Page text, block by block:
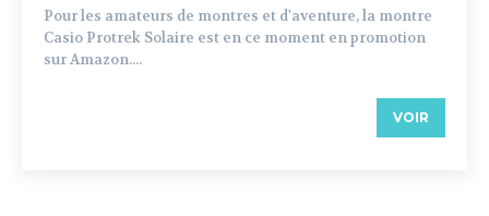
Pour les amateurs de montres et d'aventure, la montre
Casio Protrek Solaire est en ce moment en promotion
sur Amazon....
VOIR